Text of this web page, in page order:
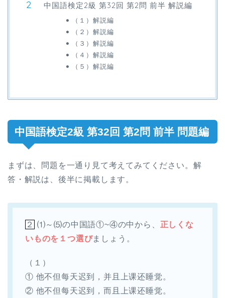
中国語検定2級 第32回 第2問 前半 解説編
（１）解説編
（２）解説編
（３）解説編
（４）解説編
（５）解説編
中国語検定2級 第32回 第2問 前半 問題編
まずは、問題を一通り見て考えてみてください。解
答・解説は、後半に掲載します。
２ ⑴～⑸の中国語①~④の中から、 正しくな
いものを１つ選びましょう。
（１）
① 他不但每天迟到，并且上课还睡觉。
② 他不但每天迟到，而且上课还睡觉。